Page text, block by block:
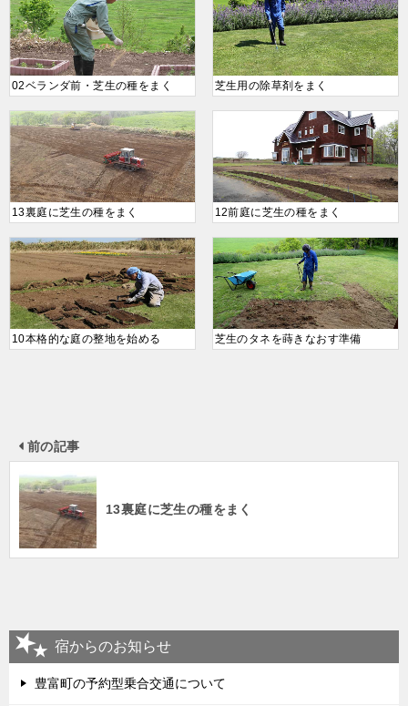
02ベランダ前・芝生の種をまく 芝生用の除草剤をまく
13裏庭に芝生の種をまく 12前庭に芝生の種をまく
10本格的な庭の整地を始める 芝生のタネを蒔きなおす準備
前の記事
13裏庭に芝生の種をまく
宿からのお知らせ
豊富町の予約型乗合交通について